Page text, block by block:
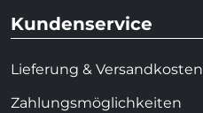
Kundenservice
Lieferung & Versandkosten
Zahlungsmöglichkeiten